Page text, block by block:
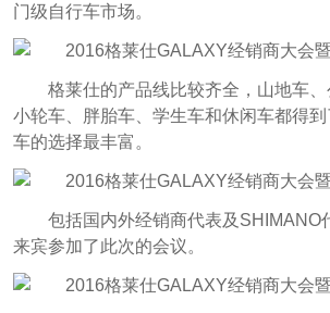
门级自行车市场。
格莱仕的产品线比较齐全，山地车、
小轮车、胖胎车、学生车和休闲车都得
车的选择最丰富。
包括国内外经销商代表及SHIMANO
来宾参加了此次的会议。